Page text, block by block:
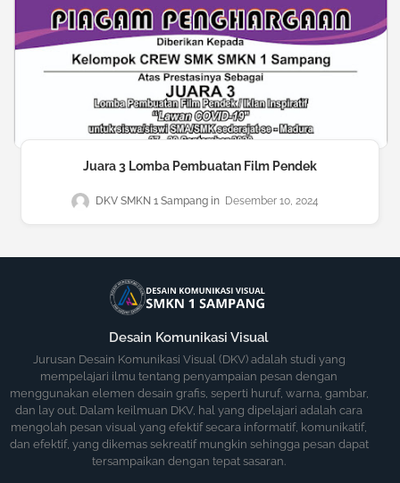
Juara 3 Lomba Pembuatan Film Pendek
DKV SMKN 1 Sampang Desember 10, 2024
Desain Komunikasi Visual
Jurusan Desain Komunikasi Visual (DKV) adalah studi yang
mempelajari ilmu tentang penyampaian pesan dengan
menggunakan elemen desain grafis, seperti huruf, warna, gambar,
dan lay out. Dalam keilmuan DKV, hal yang dipelajari adalah cara
mengolah pesan visual yang efektif secara informatif, komunikatif,
dan efektif, yang dikemas sekreatif mungkin sehingga pesan dapat
tersampaikan dengan tepat sasaran.